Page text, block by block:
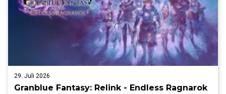
29. Juli 2026
Granblue Fantasy: Relink - Endless Ragnarok